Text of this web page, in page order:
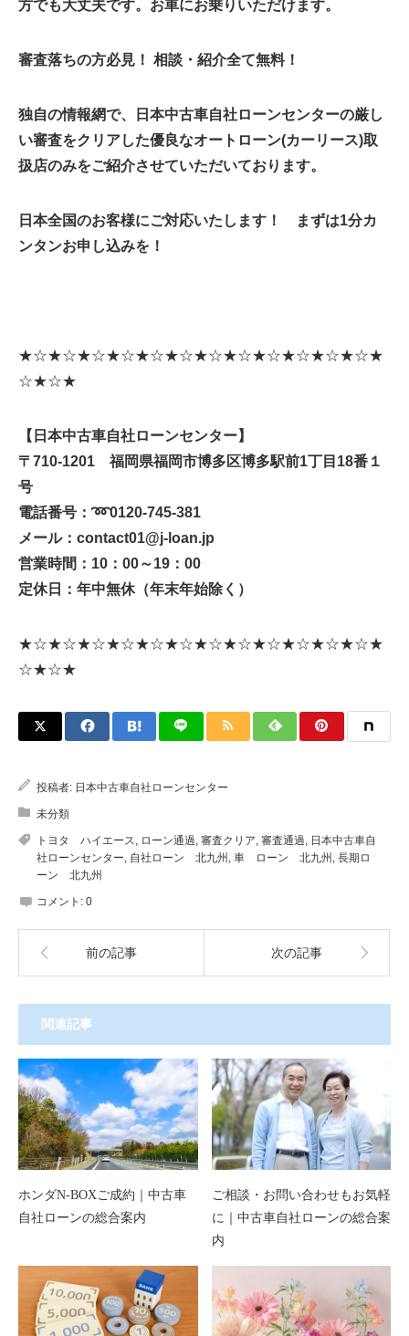
方でも大丈夫です。お車にお乗りいただけます。
審査落ちの方必見！ 相談・紹介全て無料！
独自の情報網で、日本中古車自社ローンセンターの厳し
い審査をクリアした優良なオートローン(カーリース)取
扱店のみをご紹介させていただいております。
日本全国のお客様にご対応いたします！ まずは1分カ
ンタンお申し込みを！
★☆★☆★☆★☆★☆★☆★☆★☆★☆★☆★☆★☆★
☆★☆★
【日本中古車自社ローンセンター】
〒710-1201 福岡県福岡市博多区博多駅前1丁目18番１
号
電話番号：➿0120-745-381
メール：contact01@j-loan.jp
営業時間：10：00～19：00
定休日：年中無休（年末年始除く）
★☆★☆★☆★☆★☆★☆★☆★☆★☆★☆★☆★☆★
☆★☆★
投稿者: 日本中古車自社ローンセンター
未分類
トヨタ ハイエース ローン通過 審査クリア 審査通過
日本中古車自
社ローンセンター 自社ローン 北九州 車 ローン 北九州 長期ロ
ーン 北九州
コメント: 0
前の記事 次の記事
関連記事
ホンダN-BOXご成約｜中古車
自社ローンの総合案内
ご相談・お問い合わせもお気軽
に｜中古車自社ローンの総合案
内